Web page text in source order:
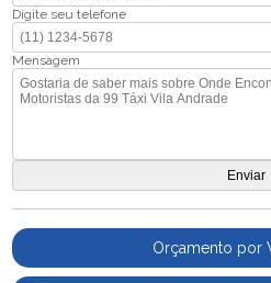
Digite seu telefone
Mensagem
Orçamento por